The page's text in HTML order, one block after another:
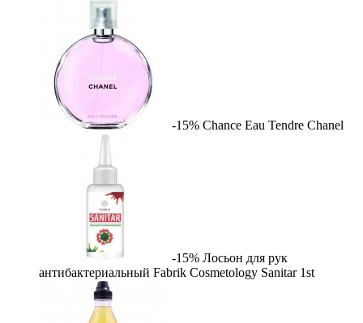
-15% Chance Eau Tendre Chanel
-15% Лосьон для рук
антибактериальный Fabrik Cosmetology Sanitar 1st